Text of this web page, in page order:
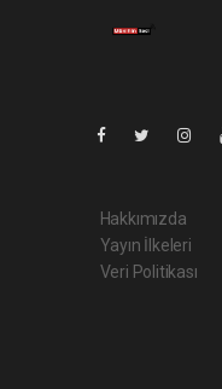
Hakkımızda
Yayın İlkeleri
Veri Politikası